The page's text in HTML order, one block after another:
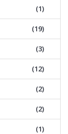
(1)
(19)
(3)
(12)
(2)
(2)
(1)